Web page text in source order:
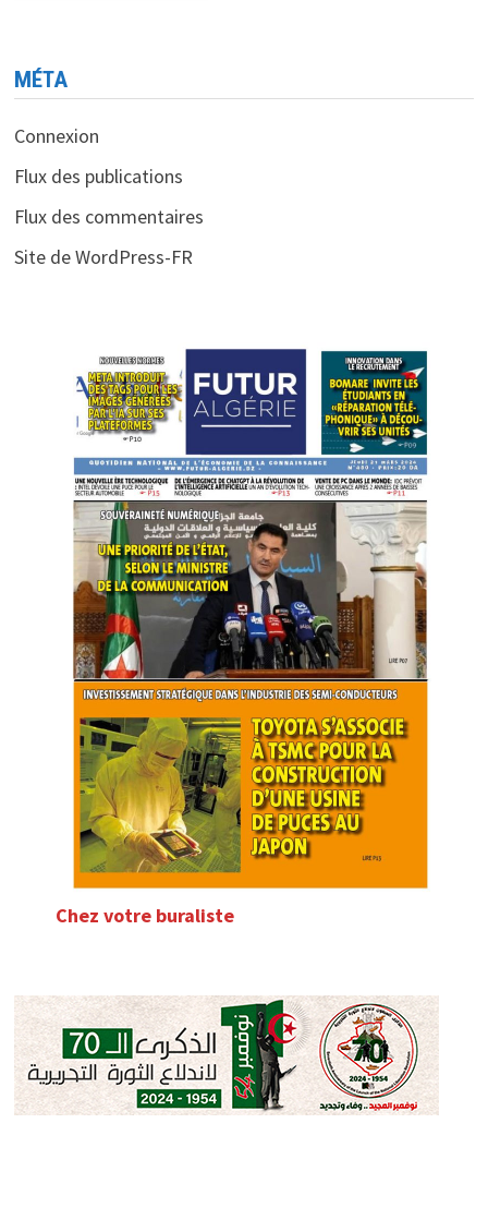
MÉTA
Connexion
Flux des publications
Flux des commentaires
Site de WordPress-FR
Chez votre buraliste